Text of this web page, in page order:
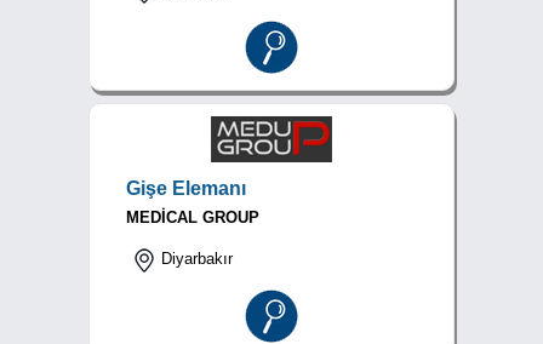
Gişe Elemanı
MEDİCAL GROUP
Diyarbakır